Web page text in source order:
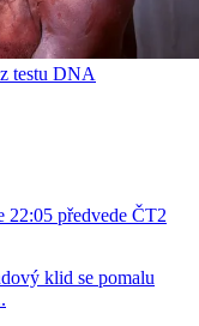
testu DNA
22:05 předvede ČT2
klid se pomalu